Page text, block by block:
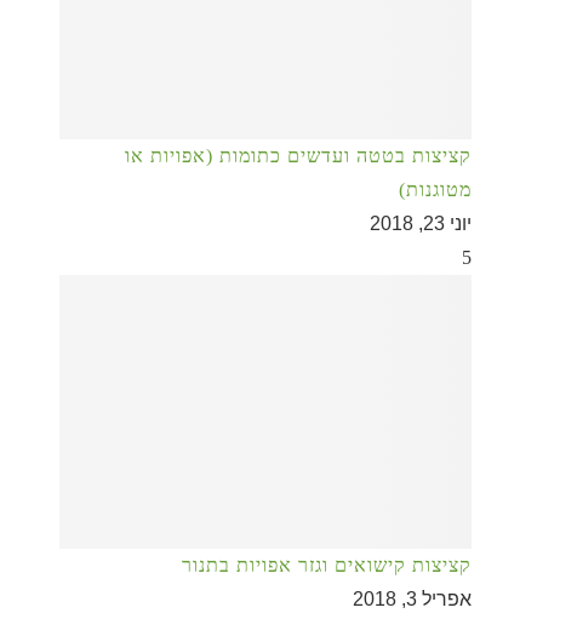
קציצות בטטה ועדשים כתומות (אפויות או
מטוגנות)
יוני 23, 2018
5
קציצות קישואים וגזר אפויות בתנור
אפריל 3, 2018